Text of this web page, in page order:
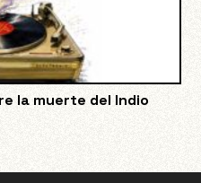
la muerte del Indio